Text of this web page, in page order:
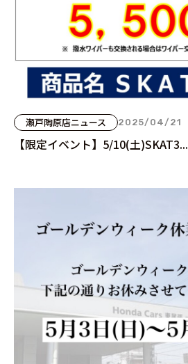
瀬戸陶原店ニュース 2025/04/21
【限定イベント】5/10(土)SKAT3...